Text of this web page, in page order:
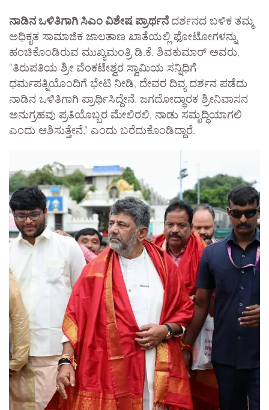
ನಾಡಿನ ಒಳಿತಿಗಾಗಿ ಸಿಎಂ ವಿಶೇಷ ಪ್ರಾರ್ಥನೆ​ ದರ್ಶನದ ಬಳಿಕ ತಮ್ಮ
ಅಧಿಕೃತ ಸಾಮಾಜಿಕ ಜಾಲತಾಣ ಖಾತೆಯಲ್ಲಿ ಫೋಟೋಗಳನ್ನು
ಹಂಚಿಕೊಂಡಿರುವ ಮುಖ್ಯಮಂತ್ರಿ ಡಿ.ಕೆ. ಶಿವಕುಮಾರ್ ಅವರು,
“ತಿರುಪತಿಯ ಶ್ರೀ ವೆಂಕಟೇಶ್ವರ ಸ್ವಾಮಿಯ ಸನ್ನಿಧಿಗೆ
ಧರ್ಮಪತ್ನಿಯೊಂದಿಗೆ ಭೇಟಿ ನೀಡಿ, ದೇವರ ದಿವ್ಯ ದರ್ಶನ ಪಡೆದು
ನಾಡಿನ ಒಳಿತಿಗಾಗಿ ಪ್ರಾರ್ಥಿಸಿದ್ದೇನೆ. ಜಗದೋದ್ಧಾರಕ ಶ್ರೀನಿವಾಸನ
ಅನುಗ್ರಹವು ಪ್ರತಿಯೊಬ್ಬರ ಮೇಲಿರಲಿ, ನಾಡು ಸಮೃದ್ಧಿಯಾಗಲಿ
ಎಂದು ಆಶಿಸುತ್ತೇನೆ,” ಎಂದು ಬರೆದುಕೊಂಡಿದ್ದಾರೆ.